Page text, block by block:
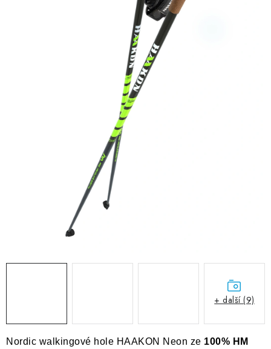
Podmínky ochrany osobních údajů
Reklamace nebo vrácení
Nordic walkingové hole HAAKON Neon ze 100% HM
+ další (9)